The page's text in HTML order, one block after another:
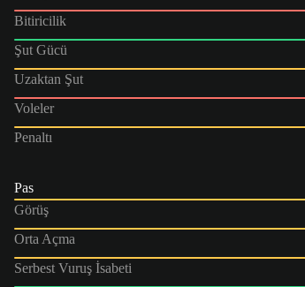
Bitiricilik
Şut Gücü
Uzaktan Şut
Voleler
Penaltı
Pas
Görüş
Orta Açma
Serbest Vuruş İsabeti